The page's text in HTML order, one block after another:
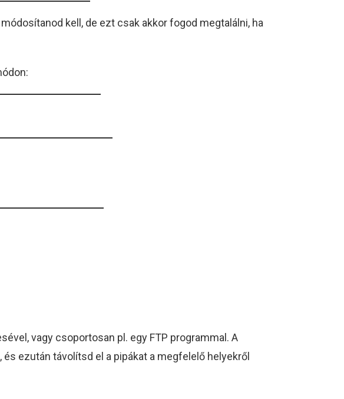
kell, de ezt csak akkor fogod megtalálni, ha
vagy csoportosan pl. egy FTP programmal. A
ezután távolítsd el a pipákat a megfelelő helyekről